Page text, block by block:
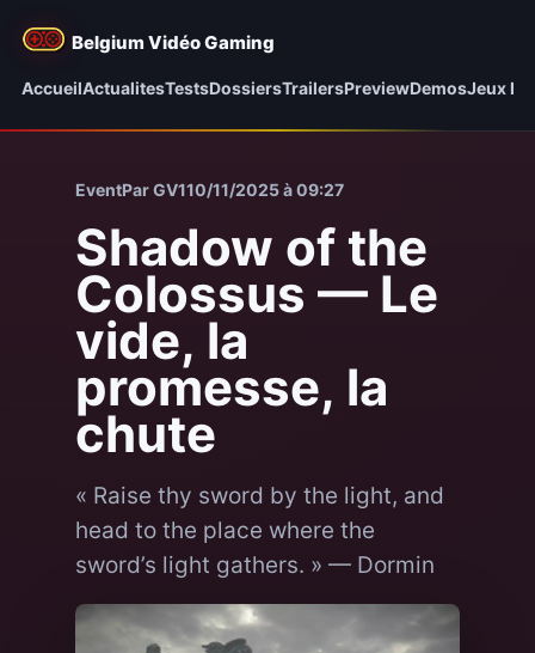
Belgium Vidéo Gaming
AccueilActualitesTestsDossiersTrailersPreviewDemosJeux
EventPar GV110/11/2025 à 09:27
Shadow of the
Colossus — Le
vide, la
promesse, la
chute
« Raise thy sword by the light, and
head to the place where the
sword’s light gathers. » — Dormin